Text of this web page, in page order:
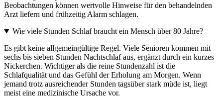
Beobachtungen können wertvolle Hinweise für den behandelnden
Arzt liefern und frühzeitig Alarm schlagen.
Wie viele Stunden Schlaf braucht ein Mensch über 80 Jahre?
Es gibt keine allgemeingültige Regel. Viele Senioren kommen mit
sechs bis sieben Stunden Nachtschlaf aus, ergänzt durch ein kurzes
Nickerchen. Wichtiger als die reine Stundenzahl ist die
Schlafqualität und das Gefühl der Erholung am Morgen. Wenn
jemand trotz ausreichender Stunden tagsüber stark müde ist, liegt
meist eine medizinische Ursache vor.